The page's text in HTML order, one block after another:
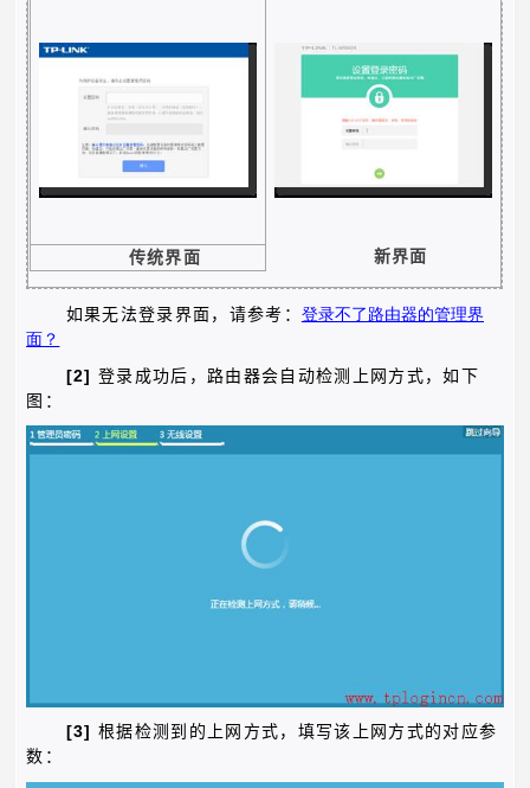
传统界面 新界面
如果无法登录界面，请参考： 登录不了路由器的管理界
面 ？
[2] 登录成功后， 路由器会自动检测上网方式，如下
图：
[3] 根据检测到的上网方式，填写该上网方式的对应参
数：